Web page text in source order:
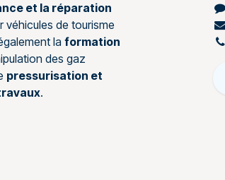
et la réparation
véhicules de tourisme
la formation
des gaz
pressurisation et
.